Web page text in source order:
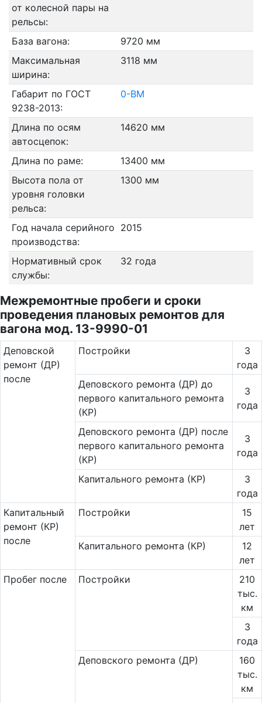
от колесной пары на
рельсы:
База вагона:
9720 мм
Максимальная
ширина:
3118 мм
Габарит по ГОСТ
9238-2013:
0-ВМ
Длина по осям
автосцепок:
14620 мм
Длина по раме:
13400 мм
Высота пола от
уровня головки
рельса:
1300 мм
Год начала серийного
производства:
2015
Нормативный срок
службы:
32 года
Межремонтные пробеги и сроки
проведения плановых ремонтов для
вагона мод. 13-9990-01
Де­повс­кой
ремонт (ДР)
после
Постройки
3
года
Деповского ремонта (ДР) до
первого капитального ремонта
(КР)
3
года
Деповского ремонта (ДР) после
первого капитального ремонта
(КР)
3
года
Капитального ремонта (КР)
3
года
Ка­пи­таль­ный
ремонт (КР)
после
Постройки
15
лет
Капитального ремонта (КР)
12
лет
Пробег после
Постройки
210
тыс.
км
3
года
Деповского ремонта (ДР)
160
тыс.
км